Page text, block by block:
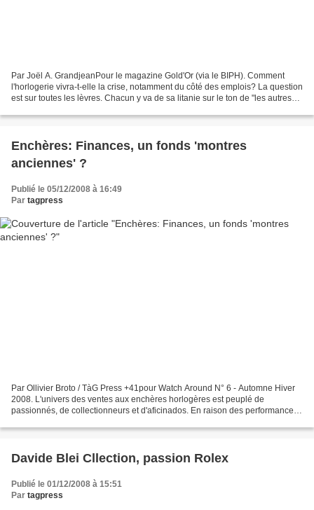
Par Joël A. GrandjeanPour le magazine Gold'Or (via le BIPH). Comment
l'horlogerie vivra-t-elle la crise, notamment du côté des emplois? La question
est sur toutes les lèvres. Chacun y va de sa litanie sur le ton de "les autres
Enchères: Finances, un fonds 'montres
anciennes' ?
Publié le 05/12/2008 à 16:49
Par tagpress
Par Ollivier Broto / TàG Press +41pour Watch Around N° 6 - Automne Hiver
2008. L'univers des ventes aux enchères horlogères est peuplé de
passionnés, de collectionneurs et d'aficinados. En raison des performances
Davide Blei Cllection, passion Rolex
Publié le 01/12/2008 à 15:51
Par tagpress